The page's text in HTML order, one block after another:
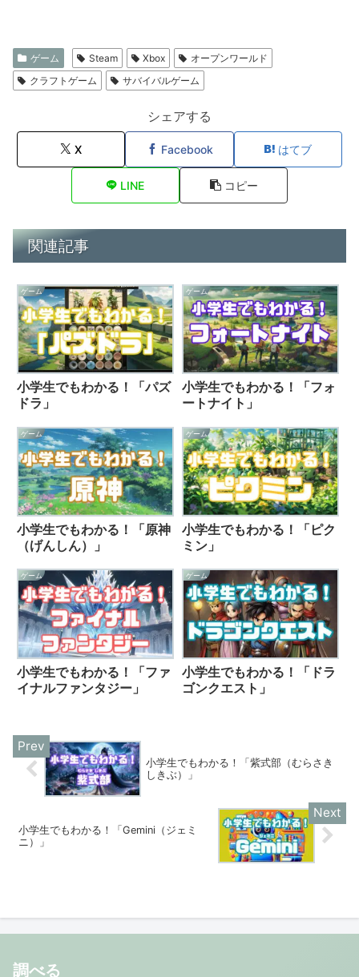
ゲーム Steam Xbox
オープンワールド
クラフトゲーム
サバイバルゲーム
シェアする
X Facebook はてブ
LINE コピー
関連記事
ゲーム
小学生でもわかる！「パズ
ドラ」
ゲーム
小学生でもわかる！「フォ
ートナイト」
ゲーム
小学生でもわかる！「原神
（げんしん）」
ゲーム
小学生でもわかる！「ピク
ミン」
ゲーム
小学生でもわかる！「ファ
イナルファンタジー」
ゲーム
小学生でもわかる！「ドラ
ゴンクエスト」
小学生でもわかる！「紫式部（むらさき
しきぶ）」
小学生でもわかる！「Gemini（ジェミ
ニ）」
調べる